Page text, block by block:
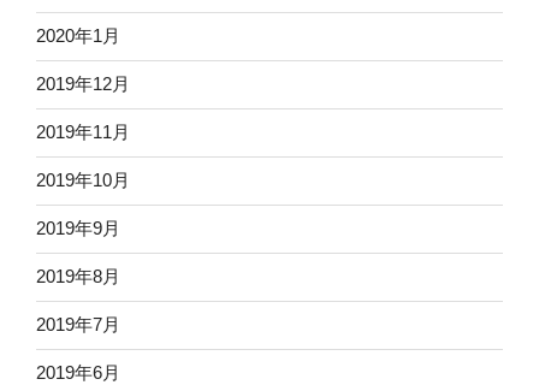
2020年1月
2019年12月
2019年11月
2019年10月
2019年9月
2019年8月
2019年7月
2019年6月